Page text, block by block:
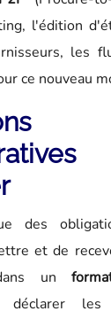
l'édition
les
ce nouveau
des
et de
dans un
déclarer les